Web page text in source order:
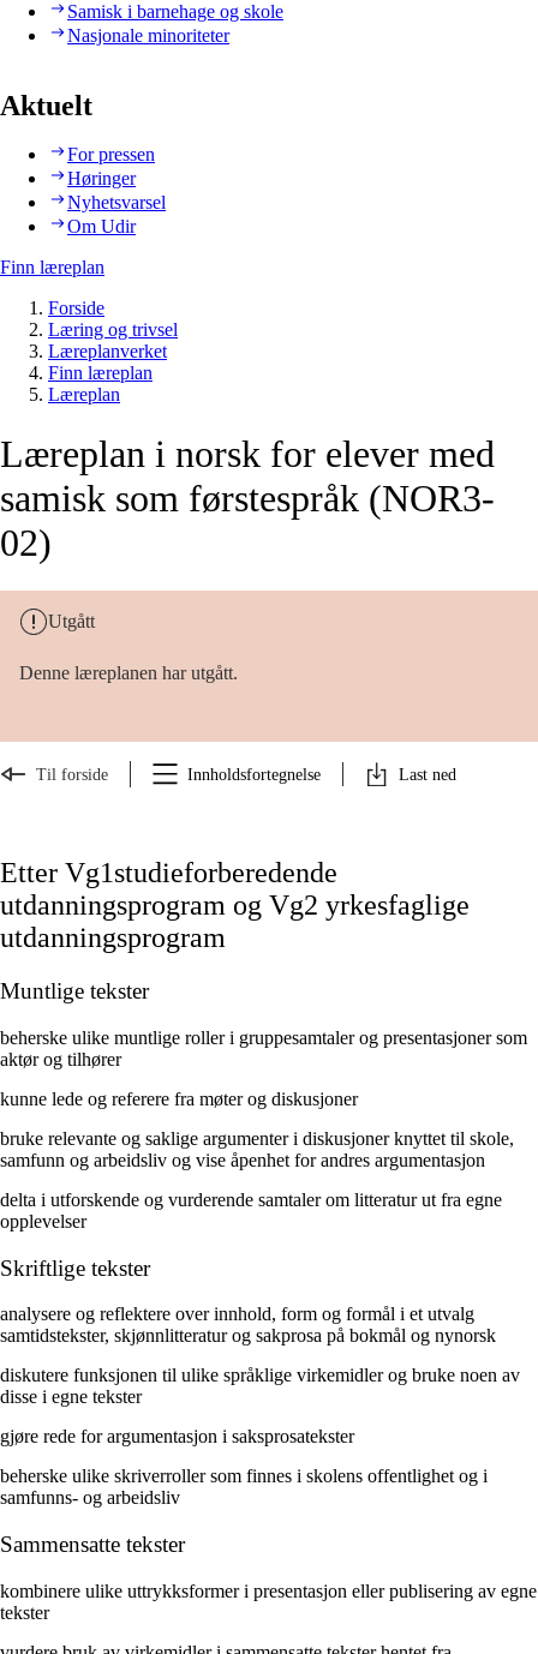
Samisk i barnehage og skole
Nasjonale minoriteter
Aktuelt
For pressen
Høringer
Nyhetsvarsel
Om Udir
Finn læreplan
Forside
Læring og trivsel
Læreplanverket
Finn læreplan
Læreplan
Læreplan i norsk for elever med
samisk som førstespråk (NOR3-
02)
Utgått
Denne læreplanen har utgått.
Til forside Innholdsfortegnelse Last ned
Etter Vg1studieforberedende
utdanningsprogram og Vg2 yrkesfaglige
utdanningsprogram
Muntlige tekster
beherske ulike muntlige roller i gruppesamtaler og presentasjoner som
aktør og tilhører
kunne lede og referere fra møter og diskusjoner
bruke relevante og saklige argumenter i diskusjoner knyttet til skole,
samfunn og arbeidsliv og vise åpenhet for andres argumentasjon
delta i utforskende og vurderende samtaler om litteratur ut fra egne
opplevelser
Skriftlige tekster
analysere og reflektere over innhold, form og formål i et utvalg
samtidstekster, skjønnlitteratur og sakprosa på bokmål og nynorsk
diskutere funksjonen til ulike språklige virkemidler og bruke noen av
disse i egne tekster
gjøre rede for argumentasjon i saksprosatekster
beherske ulike skriverroller som finnes i skolens offentlighet og i
samfunns- og arbeidsliv
Sammensatte tekster
kombinere ulike uttrykksformer i presentasjon eller publisering av egne
tekster